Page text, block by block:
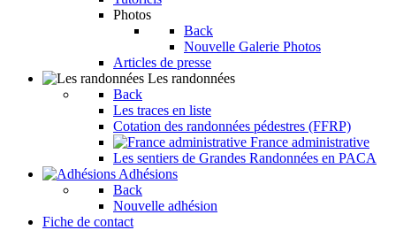
Photos
Back
Nouvelle Galerie Photos
Articles de presse
Les randonnées
Back
Les traces en liste
Cotation des randonnées pédestres (FFRP)
France administrative
Les sentiers de Grandes Randonnées en PACA
Adhésions
Back
Nouvelle adhésion
Fiche de contact